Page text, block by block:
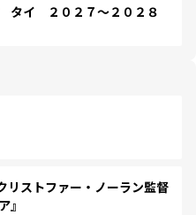
イ ２０２７～２０２８
ストファー・ノーラン監督
』